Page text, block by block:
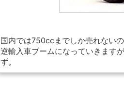
国内では750ccまでしか売れない
逆輸入車ブームになっていきます
ず。